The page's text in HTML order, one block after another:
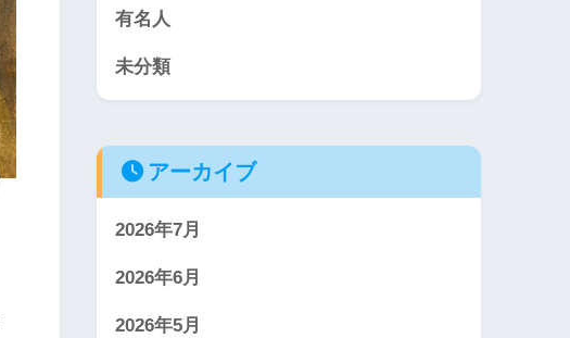
有名人
未分類
アーカイブ
2026年7月
2026年6月
2026年5月